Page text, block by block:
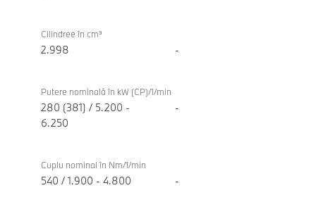
TurboCilindree în cm³
2.998 -
Putere nominală în kW (CP)/1/min
280 (381) / 5.200 -
6.250
-
Cuplu nominal în Nm/1/min
540 / 1.900 - 4.800 -